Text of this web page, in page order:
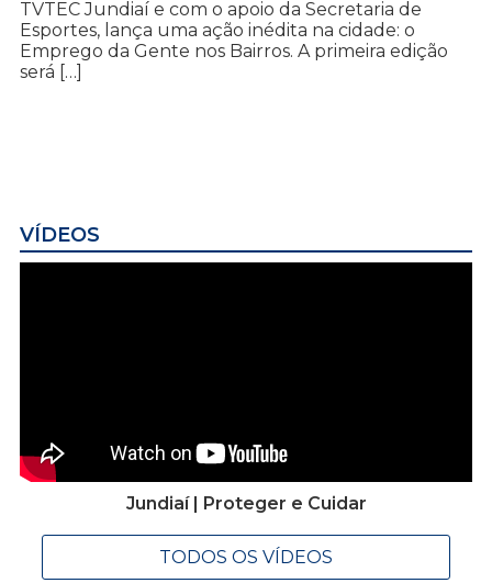
TVTEC Jundiaí e com o apoio da Secretaria de
Esportes, lança uma ação inédita na cidade: o
Emprego da Gente nos Bairros. A primeira edição
será […]
VÍDEOS
Jundiaí | Proteger e Cuidar
TODOS OS VÍDEOS